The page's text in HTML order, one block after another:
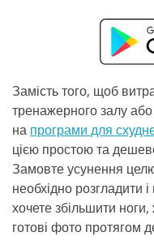
Замість того, щоб
тренажерного залу
на програми для
цією простою та
Замовте усунення
необхідно розгладити
хочете збільшити
готові фото протягом